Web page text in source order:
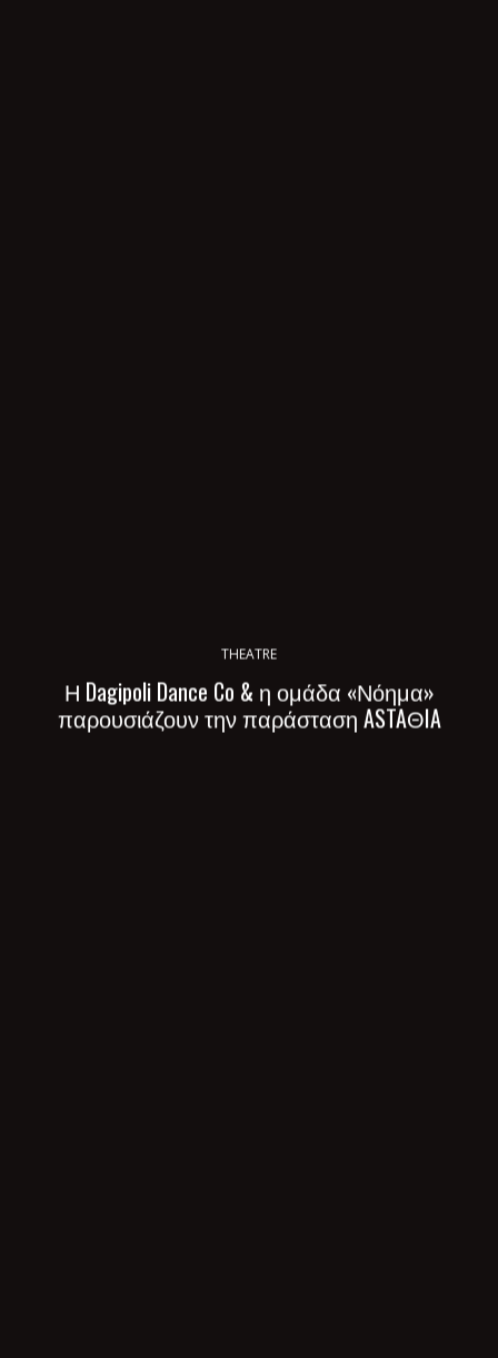
THEATRE
Η Dagipoli Dance Co & η ομάδα «Νόημα»
παρουσιάζουν την παράσταση ASTAΘIA